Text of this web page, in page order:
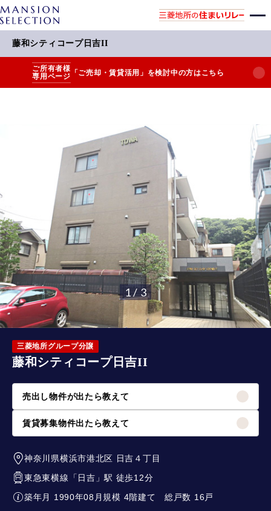
藤和シティコープ日吉II
ご所有者様
専用ページ 「ご売却・賃貸活用」を検討中の方はこちら
1 / 3
三菱地所グループ分譲
藤和シティコープ日吉II
売出し物件が出たら教えて
賃貸募集物件出たら教えて
神奈川県横浜市港北区 日吉４丁目
東急東横線 「 日吉 」駅 徒歩12分
築年月 1990年08月規模 4階建て総戸数 16戸